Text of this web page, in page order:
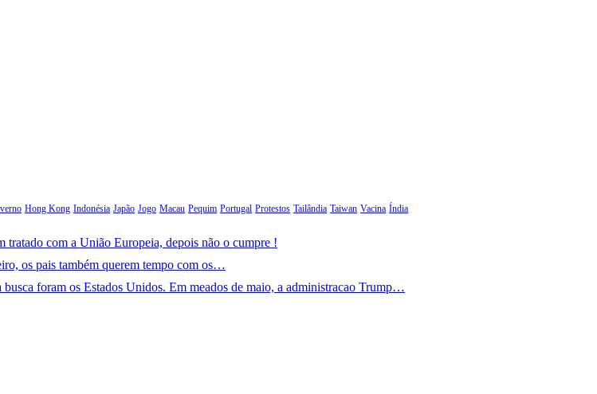
Hong Kong Indonésia Japão Jogo Macau Pequim Portugal Protestos Tailândia Taiwan Vacina Índia
com a União Europeia, depois não o cumpre !
os pais também querem tempo com os…
busca foram os Estados Unidos. Em meados de maio, a administracao Trump…